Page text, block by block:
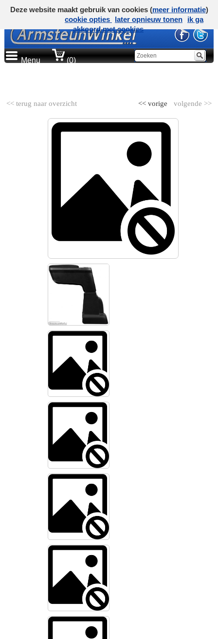
Menu (0)
<< terug naar overzicht volgende >>
<< vorige
Deze website maakt gebruik van cookies (meer informatie)
cookie opties
later opnieuw tonen
ik ga
akkoord met cookies